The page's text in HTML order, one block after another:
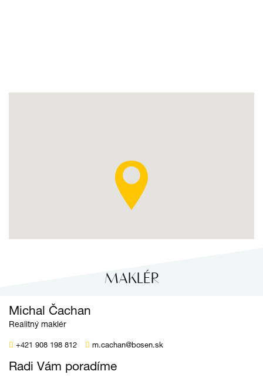
MAKLÉR
Michal Čachan
Realitný maklér
+421 908 198 812 m.cachan@bosen.sk
Radi Vám poradíme